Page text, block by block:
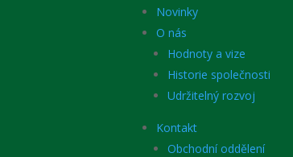
Novinky
O nás
Hodnoty a vize
Historie společnosti
Udržitelný rozvoj
Kontakt
Obchodní oddělení